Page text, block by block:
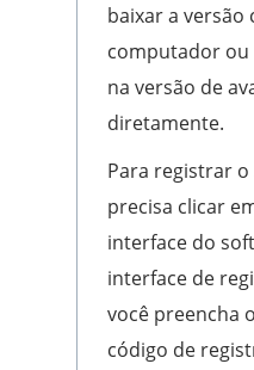
baixar a versão
computador
na versão de
diretamente.
Para registrar
precisa clicar
interface do
interface de
você preencha
código de